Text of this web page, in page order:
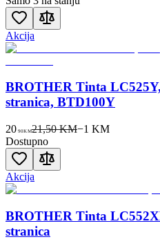
Akcija
BROTHER Tinta
stranica, BTD100Y
20 90KM21,50 KM−1 KM
Dostupno
Akcija
BROTHER Tinta
stranica